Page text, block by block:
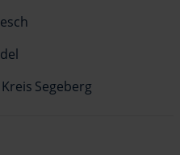
Segeberg